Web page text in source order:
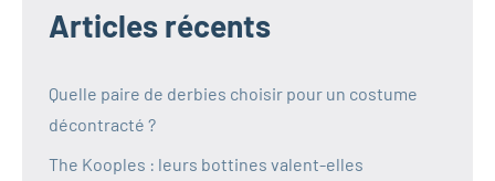
Articles récents
Quelle paire de derbies choisir pour un costume
décontracté ?
The Kooples : leurs bottines valent-elles